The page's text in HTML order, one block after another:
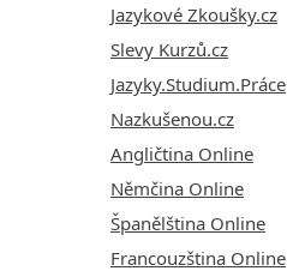
Jazykové Zkoušky.cz
Slevy Kurzů.cz
Jazyky.Studium.Práce
Nazkušenou.cz
Angličtina Online
Němčina Online
Španělština Online
Francouzština Online